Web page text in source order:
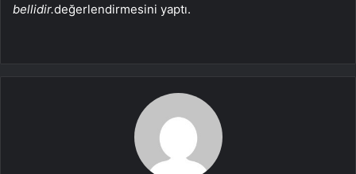
bellidir.değerlendirmesini yaptı.